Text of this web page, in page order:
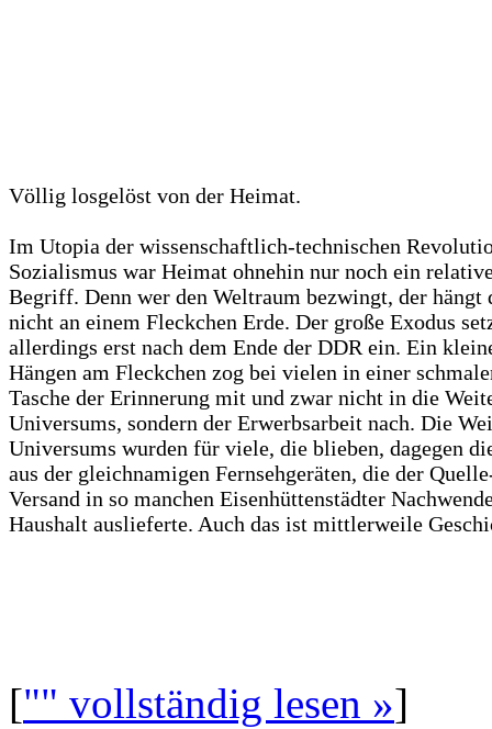
Völlig losgelöst von der Heimat.
Im Utopia der wissenschaftlich-technischen
Sozialismus war Heimat ohnehin nur noch ein
Begriff. Denn wer den Weltraum bezwingt, der hängt
nicht an einem Fleckchen Erde. Der große Exodus
allerdings erst nach dem Ende der DDR ein. Ein
Hängen am Fleckchen zog bei vielen in einer
Tasche der Erinnerung mit und zwar nicht in die
Universums, sondern der Erwerbsarbeit nach. Die
Universums wurden für viele, die blieben, dagegen
aus der gleichnamigen Fernsehgeräten, die der
Versand in so manchen Eisenhüttenstädter
Haushalt auslieferte. Auch das ist mittlerweile
["" vollständig lesen »]